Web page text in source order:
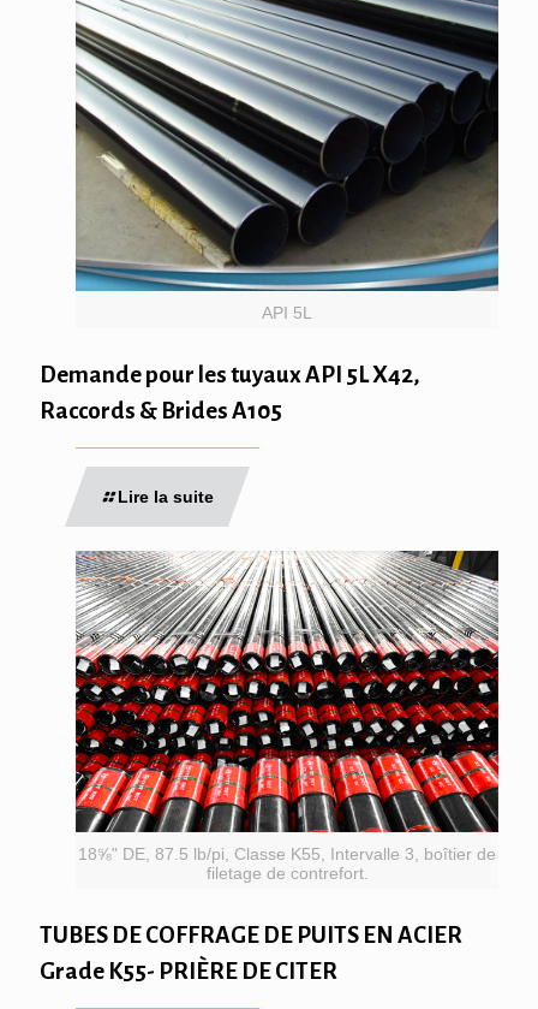
API 5L
Demande pour les tuyaux API 5L X42,
Raccords & Brides A105
Lire la suite
18⅝" DE, 87.5 lb/pi, Classe K55, Intervalle 3, boîtier de
filetage de contrefort.
TUBES DE COFFRAGE DE PUITS EN ACIER
Grade K55- PRIÈRE DE CITER